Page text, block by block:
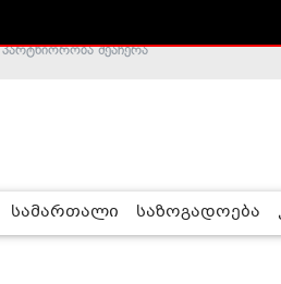
- ჰელსინკის კომისია
სამართალი საზოგადოება